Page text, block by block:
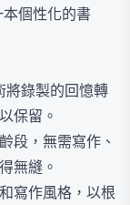
個性化的書
錄製的回憶轉
保留。
段，無需寫作、
無縫。
寫作風格，以根